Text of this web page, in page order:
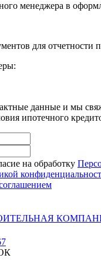
менеджера в
для отчетности
данные и мы
ипотечного
на обработку